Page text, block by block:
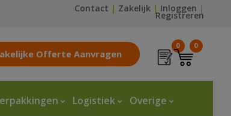
Contact | Zakelijk |Inloggen |
Registreren
Offerte Aanvragen
0 0
Logistiek Overige